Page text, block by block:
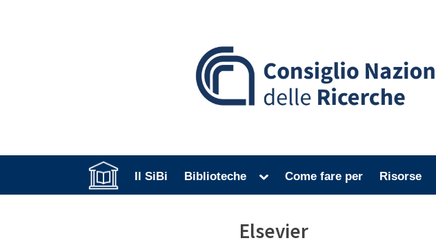
Home
Il SiBi Biblioteche
Toggle
menu
Come fare per Risorse
Elsevier